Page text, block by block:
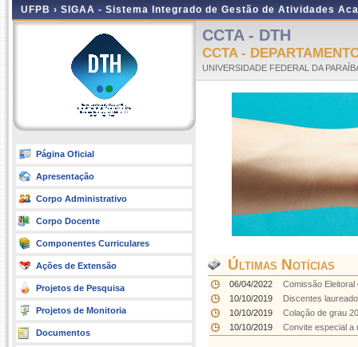
UFPB › SIGAA - Sistema Integrado de Gestão de Atividades
Página Oficial
Apresentação
Corpo Administrativo
Corpo Docente
Componentes Curriculares
Ações de Extensão
Projetos de Pesquisa
Projetos de Monitoria
Documentos
CCTA - DTH
CCTA -
UNIVERSIDADE FEDERAL DA
Últimas Notícias
06/04/2022
Comissão Eleitoral
10/10/2019
Discentes
10/10/2019
Colação de grau
10/10/2019
Convite especial a